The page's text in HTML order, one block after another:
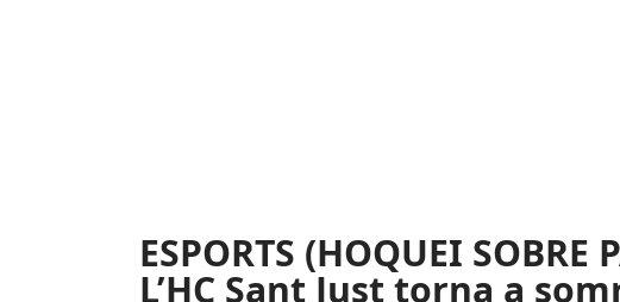
ESPORTS (HOQUEI SOBRE
L’HC Sant Just torna a